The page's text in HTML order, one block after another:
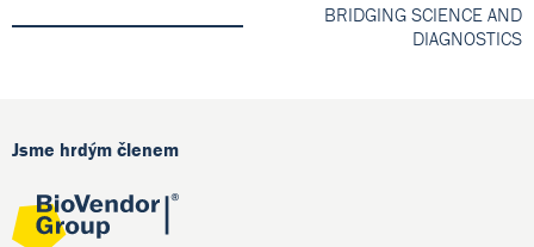
BRIDGING SCIENCE AND
DIAGNOSTICS
Jsme hrdým členem